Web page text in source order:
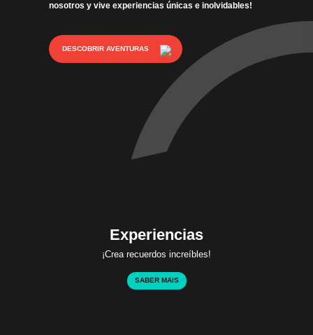
nosotros y vive experiencias únicas e inolvidables!
DESCOBRIR AVENTURAS
Experiencias
¡Crea recuerdos increíbles!
SABER MAIS